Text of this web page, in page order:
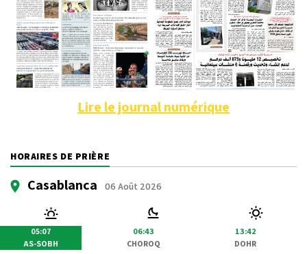
Lire le journal numérique
HORAIRES DE PRIÈRE
Casablanca 06 Août 2026
05:07
AS-SOBH
06:43
CHOROQ
13:42
DOHR